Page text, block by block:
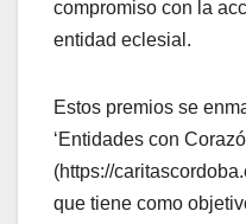
compromiso con la
entidad eclesial.
Estos premios se
‘Entidades con
(https://
que tiene como